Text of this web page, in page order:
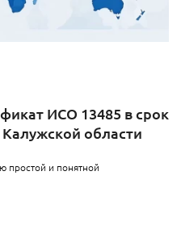
ИСО 13485 в срок
области
простой и понятной